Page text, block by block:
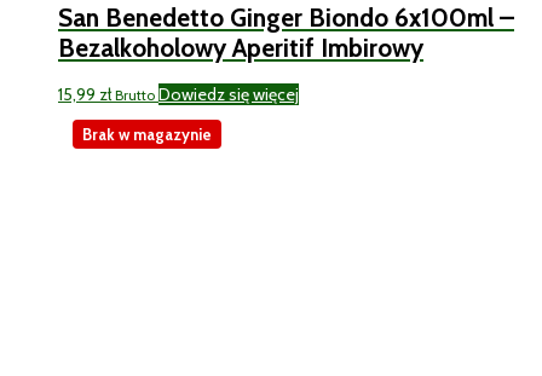
San Benedetto Ginger Biondo 6x100ml –
Bezalkoholowy Aperitif Imbirowy
15,99 zł Brutto Dowiedz się więcej
Brak w magazynie